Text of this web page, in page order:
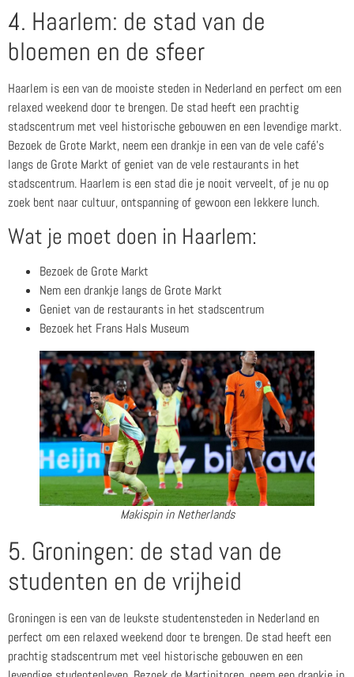
4. Haarlem: de stad van de
bloemen en de sfeer
Haarlem is een van de mooiste steden in Nederland en perfect om een
relaxed weekend door te brengen. De stad heeft een prachtig
stadscentrum met veel historische gebouwen en een levendige markt.
Bezoek de Grote Markt, neem een drankje in een van de vele café’s
langs de Grote Markt of geniet van de vele restaurants in het
stadscentrum. Haarlem is een stad die je nooit verveelt, of je nu op
zoek bent naar cultuur, ontspanning of gewoon een lekkere lunch.
Wat je moet doen in Haarlem:
Bezoek de Grote Markt
Nem een drankje langs de Grote Markt
Geniet van de restaurants in het stadscentrum
Bezoek het Frans Hals Museum
Makispin in Netherlands
5. Groningen: de stad van de
studenten en de vrijheid
Groningen is een van de leukste studentensteden in Nederland en
perfect om een relaxed weekend door te brengen. De stad heeft een
prachtig stadscentrum met veel historische gebouwen en een